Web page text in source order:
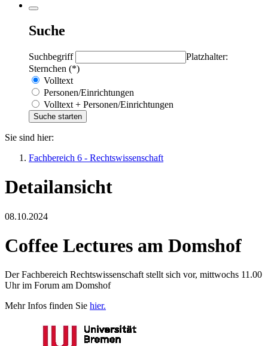
Suche
Suchbegriff
Platzhalter:
Sternchen (*)
Volltext
Personen/Einrichtungen
Volltext + Personen/Einrichtungen
Sie sind hier:
Fachbereich 6 - Rechtswissenschaft
Detailansicht
08.10.2024
Coffee Lectures am Domshof
Der Fachbereich Rechtswissenschaft stellt sich vor, mittwochs 11.00
Uhr im Forum am Domshof
Mehr Infos finden Sie hier.